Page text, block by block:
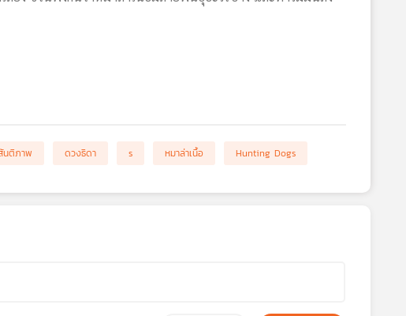
นติภาพ ดวงธิดา s หมาล่าเนื้อ Hunting Dogs